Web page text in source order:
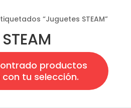
“Juguetes STEAM”
productos
tu selección.